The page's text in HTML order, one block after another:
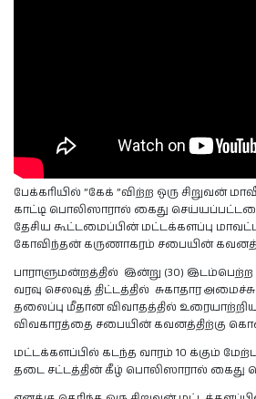
பேக்கரியில் ”கேக் ”விற்ற ஒரு சிறுவன்
காட்டி பொலிஸாரால் கைது
தேசிய கூட்டமைப்பின் மட்டக்களப்பு
கோவிந்தன் கருணாகரம் சபையின்
பாராளுமன்றத்தில் இன்று (30)
வரவு செலவுத் திட்டத்தில் சுகாதார
தலைப்பு மீதான விவாதத்தில்
விவகாரத்தை சபையின் கவனத்திற்கு
மட்டக்களப்பில் கடந்த வாரம் 10 க்கும்
தடை சட்டத்தின் கீழ் பொலிஸாரால் கைது